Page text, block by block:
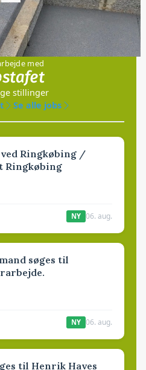
med
stillinger
Se alle jobs
Ringkøbing /
Ringkøbing
NY 06. aug.
søges til
NY 06. aug.
til Henrik Haves